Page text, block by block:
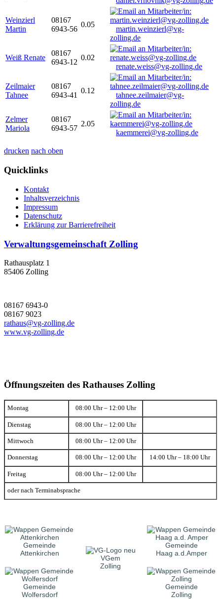
Weinzierl
Martin
08167
6943-56
0.05
martin.weinzierl@vg-
zolling.de
Weiß Renate
08167
6943-12
0.02
renate.weiss@vg-zolling.de
Zeilmaier
Tahnee
08167
6943-41
0.12
tahnee.zeilmaier@vg-
zolling.de
Zelmer
Mariola
08167
6943-57
2.05
kaemmerei@vg-zolling.de
drucken nach oben
Quicklinks
Kontakt
Inhaltsverzeichnis
Impressum
Datenschutz
Erklärung zur Barrierefreiheit
Verwaltungsgemeinschaft Zolling
Rathausplatz 1
85406 Zolling
08167 6943-0
08167 9023
rathaus@vg-zolling.de
www.vg-zolling.de
Öffnungszeiten des Rathauses Zolling
Montag 08:00 Uhr – 12:00 Uhr
Dienstag 08:00 Uhr – 12:00 Uhr
Mittwoch 08:00 Uhr – 12:00 Uhr
Donnerstag 08:00 Uhr – 12:00 Uhr 14:00 Uhr – 18:00 Uhr
Freitag 08:00 Uhr – 12:00 Uhr
oder nach Terminabsprache
Gemeinde
Attenkirchen
VGem
Zolling
Gemeinde
Haag a.d.Amper
Gemeinde
Wolfersdorf
Gemeinde
Zolling